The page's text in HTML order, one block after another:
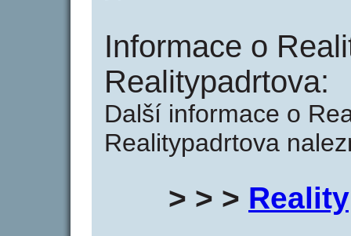
Informace o
Realitypadrtova:
Další informace o
Realitypadrtova
> > >